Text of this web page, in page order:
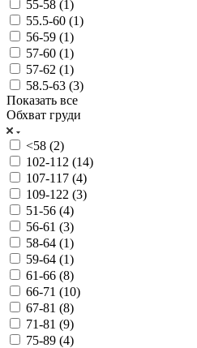
55-58 (1)
55.5-60 (1)
56-59 (1)
57-60 (1)
57-62 (1)
58.5-63 (3)
Показать все
Обхват груди
<58 (2)
102-112 (14)
107-117 (4)
109-122 (3)
51-56 (4)
56-61 (3)
58-64 (1)
59-64 (1)
61-66 (8)
66-71 (10)
67-81 (8)
71-81 (9)
75-89 (4)